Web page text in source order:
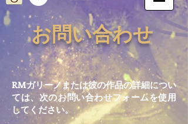
お問い合わせ
RMガリーノまたは彼の作品の詳細につい
ては、次のお問い合わせフォームを使用
してください。